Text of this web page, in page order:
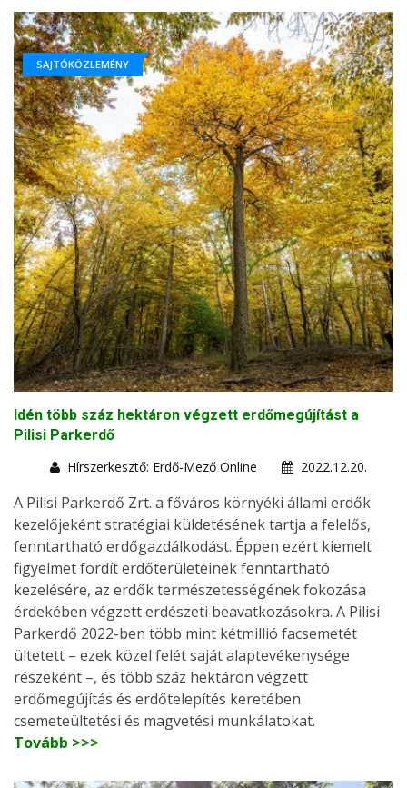
SAJTÓKÖZLEMÉNY
Idén több száz hektáron végzett erdőmegújítást a
Pilisi Parkerdő
Hírszerkesztő: Erdő-Mező Online
2022.12.20.
A Pilisi Parkerdő Zrt. a főváros környéki állami erdők
kezelőjeként stratégiai küldetésének tartja a felelős,
fenntartható erdőgazdálkodást. Éppen ezért kiemelt
figyelmet fordít erdőterületeinek fenntartható
kezelésére, az erdők természetességének fokozása
érdekében végzett erdészeti beavatkozásokra. A Pilisi
Parkerdő 2022-ben több mint kétmillió facsemetét
ültetett – ezek közel felét saját alaptevékenysége
részeként –, és több száz hektáron végzett
erdőmegújítás és erdőtelepítés keretében
csemeteültetési és magvetési munkálatokat.
Tovább >>>